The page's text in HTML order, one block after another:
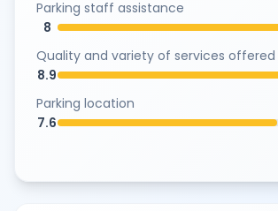
Parking staff assistance
8
Quality and variety of services offered
8.9
Parking location
7.6